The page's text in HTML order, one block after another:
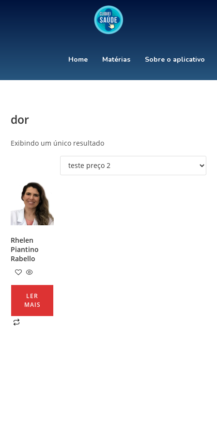
Home Matérias Sobre o aplicativo
dor
Exibindo um único resultado
Rhelen
Piantino
Rabello
LER
MAIS